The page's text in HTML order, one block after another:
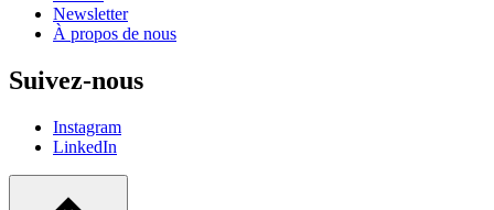
Newsletter
À propos de nous
Suivez-nous
Instagram
LinkedIn